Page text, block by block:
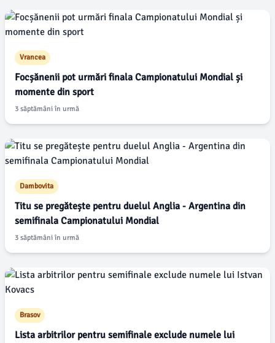
Vrancea
Focșănenii pot urmări finala Campionatului Mondial și
momente din sport
3 săptămâni în urmă
Dambovita
Titu se pregătește pentru duelul Anglia - Argentina din
semifinala Campionatului Mondial
3 săptămâni în urmă
Brasov
Lista arbitrilor pentru semifinale exclude numele lui